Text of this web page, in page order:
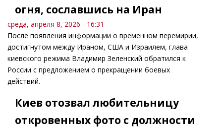
огня, сославшись на Иран
среда, апреля 8, 2026 - 16:31
После появления информации о временном перемирии,
достигнутом между Ираном, США и Израилем, глава
киевского режима Владимир Зеленский обратился к
России с предложением о прекращении боевых
действий.
Киев отозвал любительницу
откровенных фото с должности